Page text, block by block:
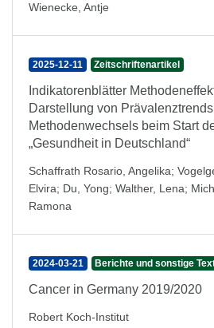
Wienecke, Antje
2025-12-11 Zeitschriftenartikel
Indikatorenblätter
Darstellung von
Methodenwechsels beim Start
„Gesundheit in Deutschland“
Schaffrath Rosario, Angelika;
Elvira; Du, Yong; Walther, Lena;
Ramona
2024-03-21 Berichte und sonstige
Cancer in Germany 2019/2020
Robert Koch-Institut